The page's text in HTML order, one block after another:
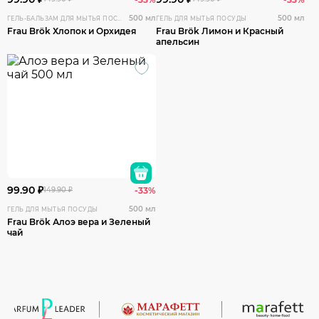
ГЕЛЬ-БАЛЬЗАМ ДЛЯ МЫТЬЯ ПОСУДЫ 500 мл
Frau Brök Хлопок и Орхидея
ГЕЛЬ ДЛЯ МЫТЬЯ ПОСУДЫ 500 мл
Frau Brök Лимон и Красный
апельсин
99.90 ₽149.90 ₽ -33%
ГЕЛЬ ДЛЯ МЫТЬЯ ПОСУДЫ 500 мл
Frau Brök Алоэ вера и Зеленый
чай